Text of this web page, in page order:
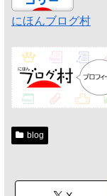
にほんブログ村
blog